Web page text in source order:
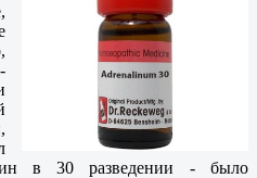
в 30 разведении - было